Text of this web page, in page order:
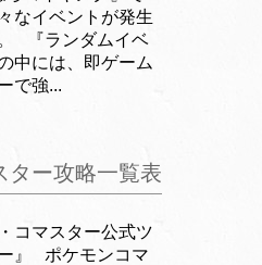
なイベントが発生
『ランダムイベ
中には、即ゲーム
で強...
ター攻略一覧表
コマスター公式ツ
』 ポケモンコマ